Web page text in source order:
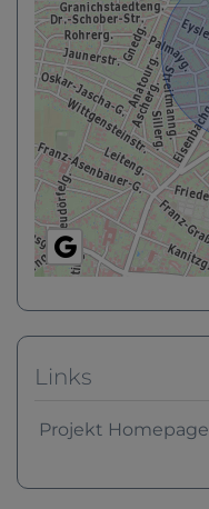
Links
Projekt Homepage